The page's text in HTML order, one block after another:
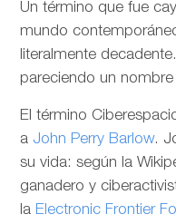
Un término que fue
mundo
literalmente
pareciendo un
El término
a John Perry Barlow.
su vida: según la
ganadero y
la Electronic Frontier